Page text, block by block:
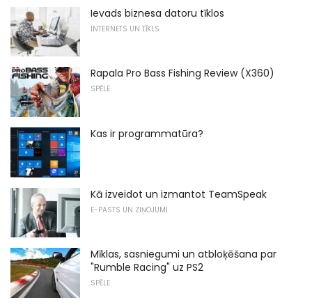
Ievads biznesa datoru tīklos
INTERNETS UN TĪKLS
Rapala Pro Bass Fishing Review (X360)
SPĒLE
Kas ir programmatūra?
Kā izveidot un izmantot TeamSpeak
E-PASTS UN ZIŅOJUMI
Mīklas, sasniegumi un atbloķēšana par
"Rumble Racing" uz PS2
SPĒLE